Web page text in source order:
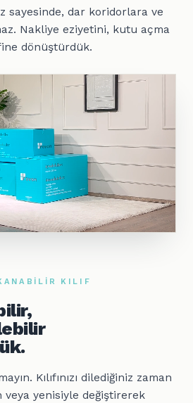
sayesinde, dar koridorlara ve
Nakliye eziyetini, kutu açma
dönüştürdük.
KILIF
Kılıfınızı dilediğiniz zaman
veya yenisiyle değiştirerek